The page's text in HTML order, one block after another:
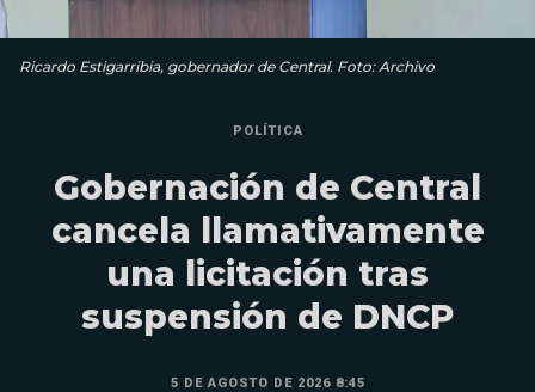
Ricardo Estigarribia, gobernador de Central. Foto: Archivo
POLÍTICA
Gobernación de Central
cancela llamativamente
una licitación tras
suspensión de DNCP
5 DE AGOSTO DE 2026 8:45